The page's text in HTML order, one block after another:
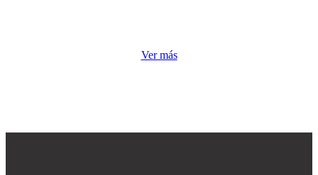
Ver más